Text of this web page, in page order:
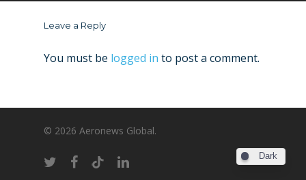
Leave a Reply
You must be logged in to post a comment.
© 2026 Aeronews Global.
Dark